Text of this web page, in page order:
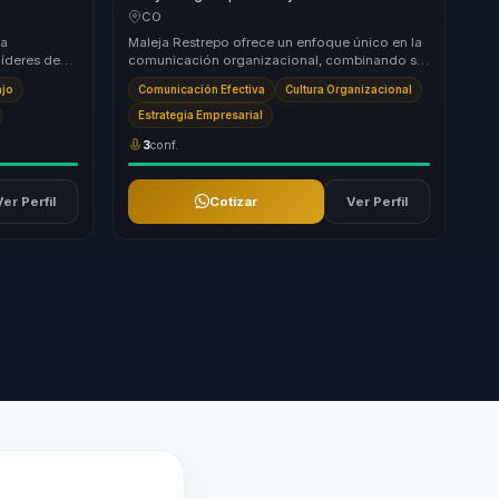
líderes
de
a
Perfil
verbal en recordación, confianza e influencia
CO
Maleja Restrepo ofrece un enfoque único en la
comunicación organizacional, combinando su
experiencia en medios con un rigor periodístico
... Comunicación Efectiva Cultura Organizacional
Estrategia Empresarial
3conf.
Cotizar Ver Perfil